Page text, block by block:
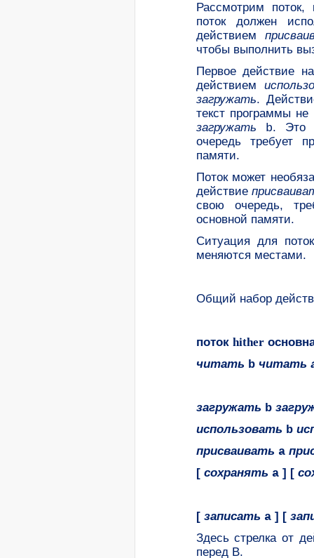
Рассмотрим
поток должен
действием
чтобы выполнить
Первое действие
действием
загружать.
текст программы не
загружать
b. Это
очередь требует
памяти.
Поток может
действие
свою очередь,
основной памяти.
Ситуация для
меняются местами.
Общий набор
поток hither
читать bчитать
загружать b
использовать b
присваивать a
[сохранять a ] [
[записать a ] [
Здесь стрелка от
перед B.